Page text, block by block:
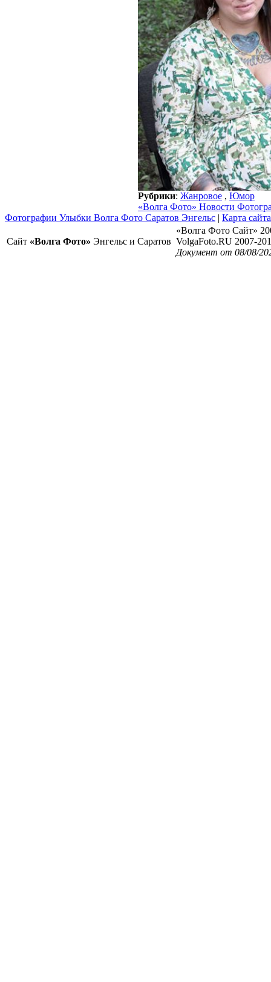
Рубрики: Жанровое , Юмор
«Волга Фото» Новости
Фотографии Улыбки Волга Фото Саратов Энгельс | Карта сайта
Сайт «Волга Фото» Энгельс и Саратов
«Волга Фото Сайт»
VolgaFoto.RU 2007-
Документ от 08/08/